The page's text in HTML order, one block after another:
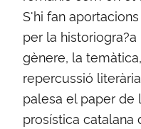
S'hi fan
per la
gènere, la
repercussió
palesa el paper de
prosística catalana